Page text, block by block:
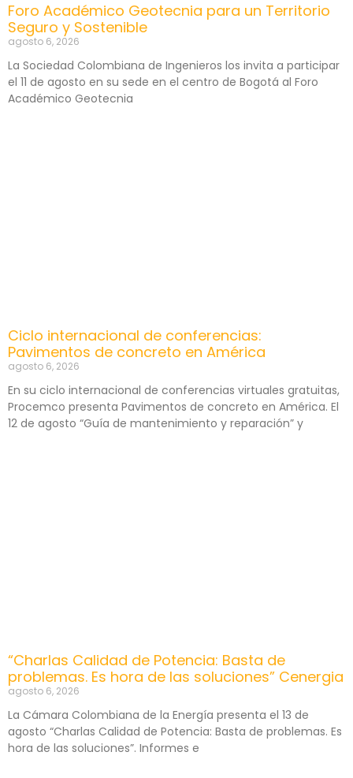
Foro Académico Geotecnia para un Territorio
Seguro y Sostenible
agosto 6, 2026
La Sociedad Colombiana de Ingenieros los invita a participar
el 11 de agosto en su sede en el centro de Bogotá al Foro
Académico Geotecnia
Ciclo internacional de conferencias:
Pavimentos de concreto en América
agosto 6, 2026
En su ciclo internacional de conferencias virtuales gratuitas,
Procemco presenta Pavimentos de concreto en América. El
12 de agosto “Guía de mantenimiento y reparación” y
“Charlas Calidad de Potencia: Basta de
problemas. Es hora de las soluciones” Cenergia
agosto 6, 2026
La Cámara Colombiana de la Energía presenta el 13 de
agosto “Charlas Calidad de Potencia: Basta de problemas. Es
hora de las soluciones”. Informes e